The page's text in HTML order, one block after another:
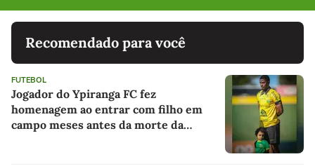
Recomendado para você
FUTEBOL
Jogador do Ypiranga FC fez
homenagem ao entrar com filho em
campo meses antes da morte da